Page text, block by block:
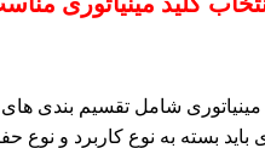
مینیاتوری شامل تقسیم بندی
باید بسته به نوع کاربرد و